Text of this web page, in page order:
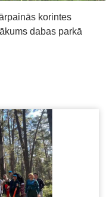
korintes
dabas parkā